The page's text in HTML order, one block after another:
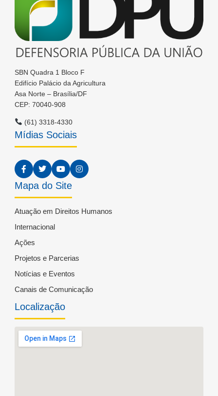
SBN Quadra 1 Bloco F
Edifício Palácio da Agricultura
Asa Norte – Brasília/DF
CEP: 70040-908
(61) 3318-4330
Mídias Sociais
Mapa do Site
Atuação em Direitos Humanos
Internacional
Ações
Projetos e Parcerias
Notícias e Eventos
Canais de Comunicação
Localização